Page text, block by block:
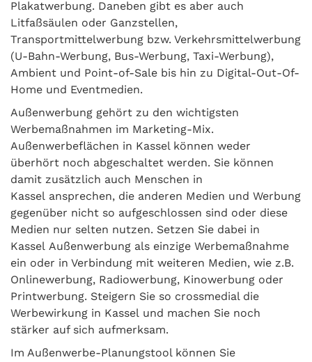
Plakatwerbung. Daneben gibt es aber auch
Litfaßsäulen oder Ganzstellen,
Transportmittelwerbung bzw. Verkehrsmittelwerbung
(U-Bahn-Werbung, Bus-Werbung, Taxi-Werbung),
Ambient und Point-of-Sale bis hin zu Digital-Out-Of-
Home und Eventmedien.
Außenwerbung gehört zu den wichtigsten
Werbemaßnahmen im Marketing-Mix.
Außenwerbeflächen in Kassel können weder
überhört noch abgeschaltet werden. Sie können
damit zusätzlich auch Menschen in
Kassel ansprechen, die anderen Medien und Werbung
gegenüber nicht so aufgeschlossen sind oder diese
Medien nur selten nutzen. Setzen Sie dabei in
Kassel Außenwerbung als einzige Werbemaßnahme
ein oder in Verbindung mit weiteren Medien, wie z.B.
Onlinewerbung, Radiowerbung, Kinowerbung oder
Printwerbung. Steigern Sie so crossmedial die
Werbewirkung in Kassel und machen Sie noch
stärker auf sich aufmerksam.
Im Außenwerbe-Planungstool können Sie